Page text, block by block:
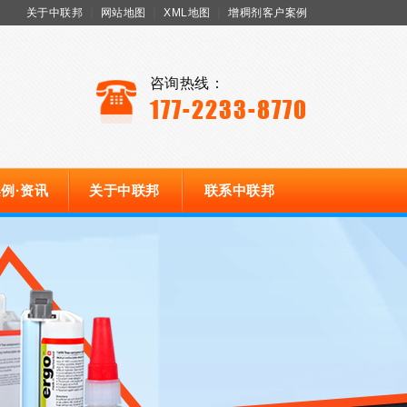
关于中联邦 网站地图 XML地图 增稠剂客户案例
咨询热线：
177-2233-8770
·资讯 关于中联邦 联系中联邦